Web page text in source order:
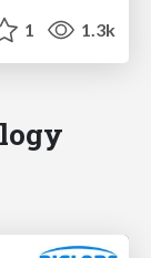
1 1.3k